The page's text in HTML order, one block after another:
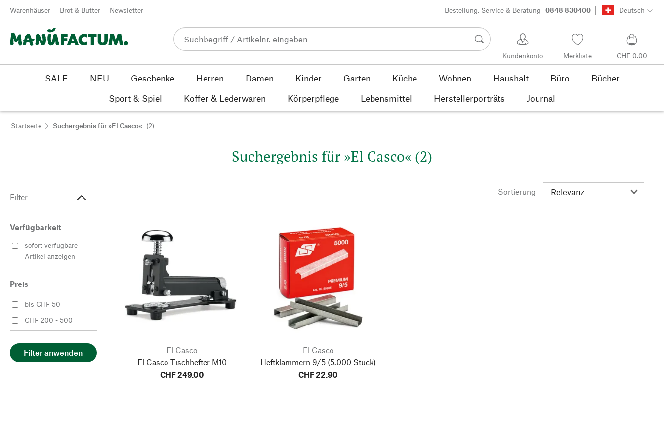
Zum Inhalt springen
Warenhäuser Brot & Butter Newsletter Bestellung, Service & Beratung 0848 830400 Deutsch
Kundenkonto Merkliste CHF 0.00
SALE NEU Geschenke Herren Damen Kinder Garten Küche Wohnen Haushalt Büro
Bücher
Sport & Spiel
Koffer & Lederwaren Körperpflege Lebensmittel Herstellerporträts Journal
Startseite Suchergebnis für »El Casco« (2)
Suchergebnis für »El Casco« (2)
Filter
Verfügbarkeit
sofort verfügbare
Artikel anzeigen
Preis
bis CHF 50
CHF 200 - 500
Filter anwenden
Sortierung
El Casco
El Casco Tischhefter M10
CHF 249.00
El Casco
Heftklammern 9/5 (5.000 Stück)
CHF 22.90